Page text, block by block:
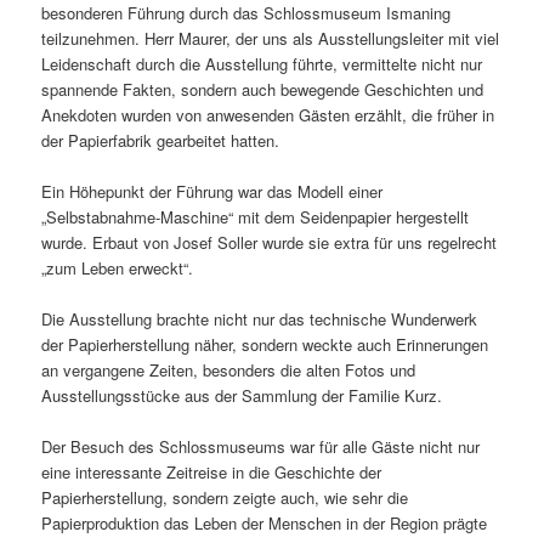
besonderen Führung durch das Schlossmuseum Ismaning
teilzunehmen. Herr Maurer, der uns als Ausstellungsleiter mit viel
Leidenschaft durch die Ausstellung führte, vermittelte nicht nur
spannende Fakten, sondern auch bewegende Geschichten und
Anekdoten wurden von anwesenden Gästen erzählt, die früher in
der Papierfabrik gearbeitet hatten.
Ein Höhepunkt der Führung war das Modell einer
„Selbstabnahme-Maschine“ mit dem Seidenpapier hergestellt
wurde. Erbaut von Josef Soller wurde sie extra für uns regelrecht
„zum Leben erweckt“.
Die Ausstellung brachte nicht nur das technische Wunderwerk
der Papierherstellung näher, sondern weckte auch Erinnerungen
an vergangene Zeiten, besonders die alten Fotos und
Ausstellungsstücke aus der Sammlung der Familie Kurz.
Der Besuch des Schlossmuseums war für alle Gäste nicht nur
eine interessante Zeitreise in die Geschichte der
Papierherstellung, sondern zeigte auch, wie sehr die
Papierproduktion das Leben der Menschen in der Region prägte